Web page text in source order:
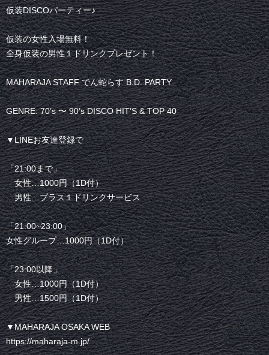
仮装DISCOパーティー♪
仮装の女性入場無料！
全身仮装の男性１ドリンクプレゼント！
MAHARAJA STAFF でん蛇らす B.D. PARTY
GENRE: 70’s 〜 90’s DISCO HIT’S & TOP 40
▼LINEお友達登録で
「21:00まで」
女性…1000円（1D付）
男性…プラス１ドリンクサービス
「21:00~23:00」
女性グループ…1000円（1D付）
「23:00以降」
女性…1000円（1D付）
男性…1500円（1D付）
▼MAHARAJA OSAKA WEB
https://maharaja-m.jp/